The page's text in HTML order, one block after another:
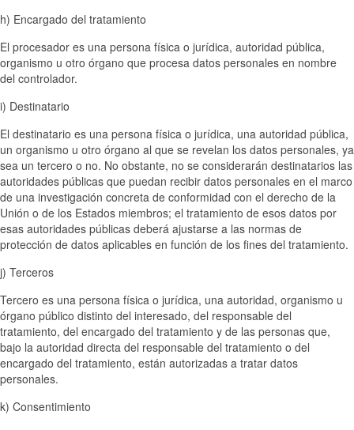
h) Encargado del tratamiento
El procesador es una persona física o jurídica, autoridad pública,
organismo u otro órgano que procesa datos personales en nombre
del controlador.
i) Destinatario
El destinatario es una persona física o jurídica, una autoridad pública,
un organismo u otro órgano al que se revelan los datos personales, ya
sea un tercero o no. No obstante, no se considerarán destinatarios las
autoridades públicas que puedan recibir datos personales en el marco
de una investigación concreta de conformidad con el derecho de la
Unión o de los Estados miembros; el tratamiento de esos datos por
esas autoridades públicas deberá ajustarse a las normas de
protección de datos aplicables en función de los fines del tratamiento.
j) Terceros
Tercero es una persona física o jurídica, una autoridad, organismo u
órgano público distinto del interesado, del responsable del
tratamiento, del encargado del tratamiento y de las personas que,
bajo la autoridad directa del responsable del tratamiento o del
encargado del tratamiento, están autorizadas a tratar datos
personales.
k) Consentimiento